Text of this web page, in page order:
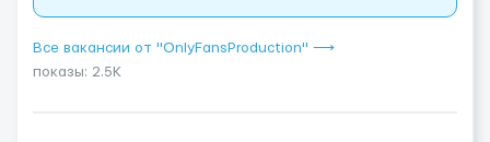
Все вакансии от "OnlyFansProduction" ⟶
показы: 2.5K